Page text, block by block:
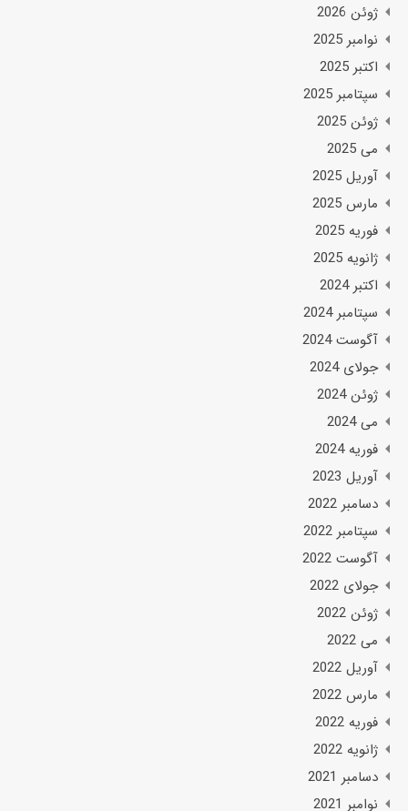
ژوئن 2026
نوامبر 2025
اکتبر 2025
سپتامبر 2025
ژوئن 2025
می 2025
آوریل 2025
مارس 2025
فوریه 2025
ژانویه 2025
اکتبر 2024
سپتامبر 2024
آگوست 2024
جولای 2024
ژوئن 2024
می 2024
فوریه 2024
آوریل 2023
دسامبر 2022
سپتامبر 2022
آگوست 2022
جولای 2022
ژوئن 2022
می 2022
آوریل 2022
مارس 2022
فوریه 2022
ژانویه 2022
دسامبر 2021
نوامبر 2021